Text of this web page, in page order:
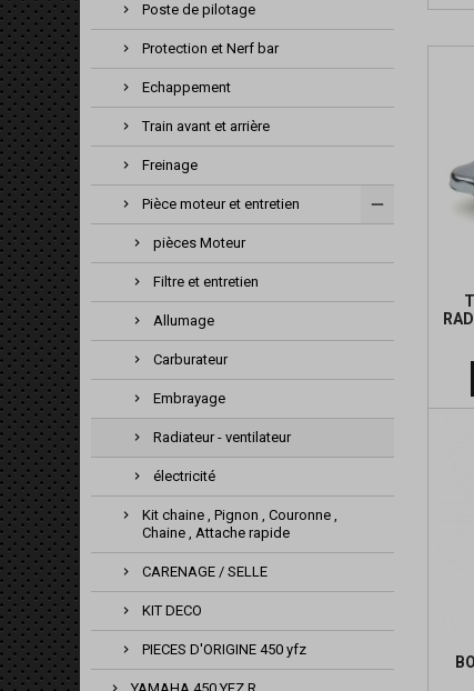
Poste de pilotage
Protection et Nerf bar
Echappement
Train avant et arrière
Freinage
Pièce moteur et entretien
pièces Moteur
Filtre et entretien
Allumage
Carburateur
Embrayage
Radiateur - ventilateur
électricité
Kit chaine , Pignon , Couronne ,
Chaine , Attache rapide
CARENAGE / SELLE
KIT DECO
PIECES D'ORIGINE 450 yfz